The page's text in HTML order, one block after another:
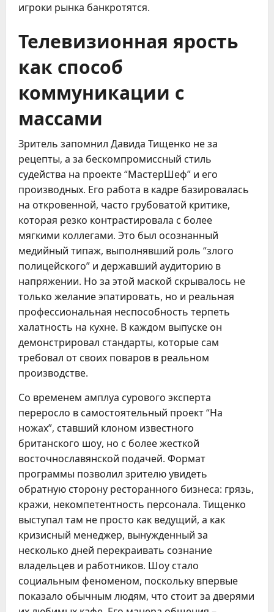
игроки рынка банкротятся.
Телевизионная ярость
как способ
коммуникации с
массами
Зритель запомнил Давида Тищенко не за
рецепты, а за бескомпромиссный стиль
судейства на проекте “МастерШеф” и его
производных. Его работа в кадре базировалась
на откровенной, часто грубоватой критике,
которая резко контрастировала с более
мягкими коллегами. Это был осознанный
медийный типаж, выполнявший роль “злого
полицейского” и державший аудиторию в
напряжении. Но за этой маской скрывалось не
только желание эпатировать, но и реальная
профессиональная неспособность терпеть
халатность на кухне. В каждом выпуске он
демонстрировал стандарты, которые сам
требовал от своих поваров в реальном
производстве.
Со временем амплуа сурового эксперта
переросло в самостоятельный проект “На
ножах”, ставший клоном известного
британского шоу, но с более жесткой
восточнославянской подачей. Формат
программы позволил зрителю увидеть
обратную сторону ресторанного бизнеса: грязь,
кражи, некомпетентность персонала. Тищенко
выступал там не просто как ведущий, а как
кризисный менеджер, вынужденный за
несколько дней перекраивать сознание
владельцев и работников. Шоу стало
социальным феноменом, поскольку впервые
показало обычным людям, что стоит за дверями